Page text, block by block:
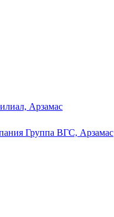
Арзамас
Группа ВГС, Арзамас